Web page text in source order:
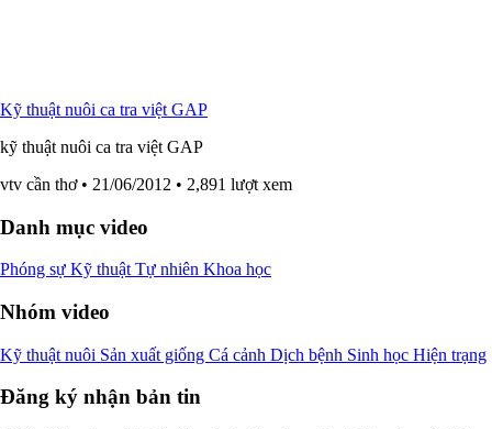
Kỹ thuật nuôi ca tra việt GAP
kỹ thuật nuôi ca tra việt GAP
vtv cần thơ • 21/06/2012 • 2,891 lượt xem
Danh mục video
Phóng sự Kỹ thuật Tự nhiên Khoa học
Nhóm video
Kỹ thuật nuôi Sản xuất giống Cá cảnh Dịch bệnh Sinh học Hiện trạng
Đăng ký nhận bản tin